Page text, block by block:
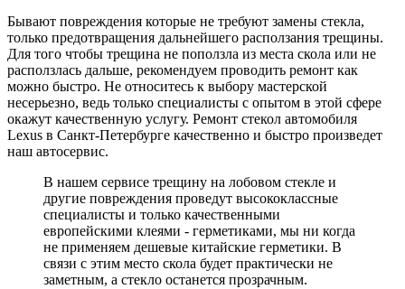
Бывают повреждения которые не требуют замены стекла,
только предотвращения дальнейшего расползания трещины.
Для того чтобы трещина не поползла из места скола или не
расползлась дальше, рекомендуем проводить ремонт как
можно быстро. Не относитесь к выбору мастерской
несерьезно, ведь только специалисты с опытом в этой сфере
окажут качественную услугу. Ремонт стекол автомобиля
Lexus в Санкт-Петербурге качественно и быстро произведет
наш автосервис.
В нашем сервисе трещину на лобовом стекле и
другие повреждения проведут высококлассные
специалисты и только качественными
европейскими клеями - герметиками, мы ни когда
не применяем дешевые китайские герметики. В
связи с этим место скола будет практически не
заметным, а стекло останется прозрачным.